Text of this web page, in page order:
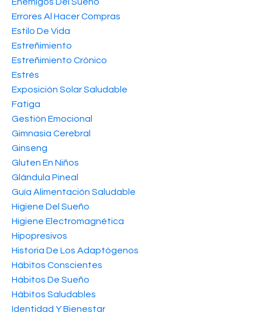
Errores Al Hacer Compras
Estilo De Vida
Estreñimiento
Estreñimiento Crónico
Estrés
Exposición Solar Saludable
Fatiga
Gestión Emocional
Gimnasia Cerebral
Ginseng
Gluten En Niños
Glándula Pineal
Guía Alimentación Saludable
Higiene Del Sueño
Higiene Electromagnética
Hipopresivos
Historia De Los Adaptógenos
Hábitos Conscientes
Hábitos De Sueño
Hábitos Saludables
Identidad Y Bienestar